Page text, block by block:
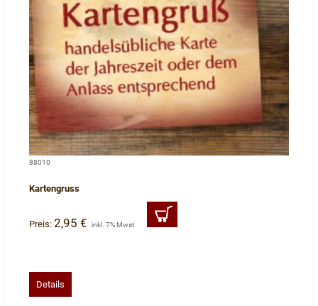
88010
Kartengruss
Preis: 2,95 € inkl. 7% Mwst
Details